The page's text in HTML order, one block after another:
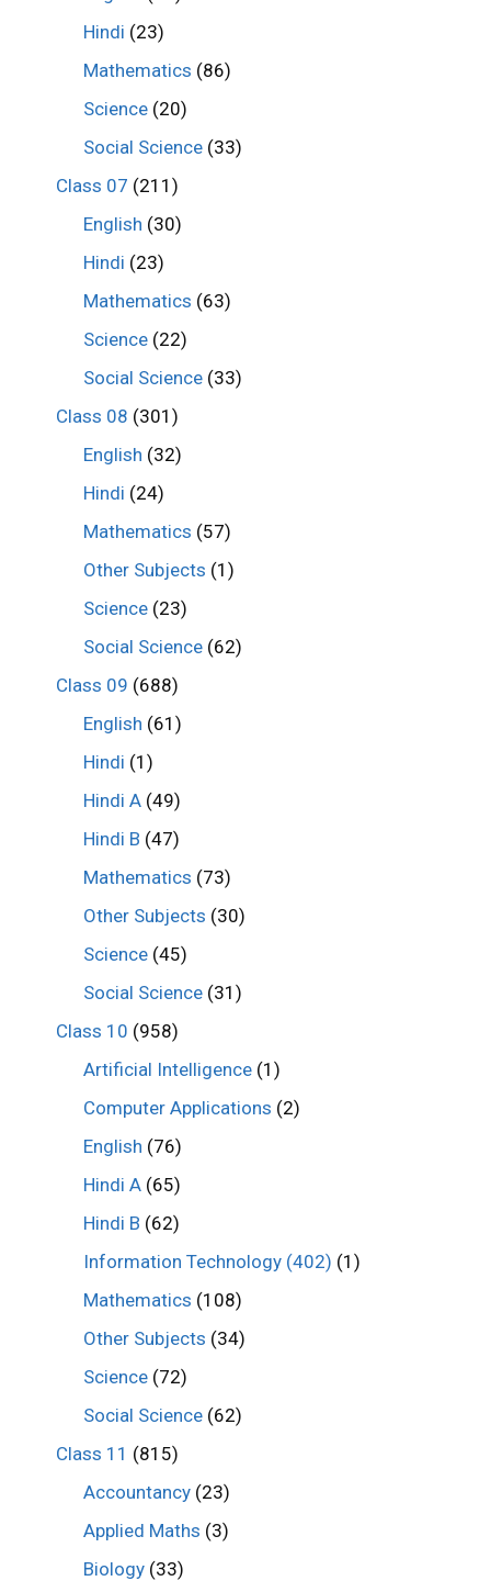
Hindi (23)
Mathematics (86)
Science (20)
Social Science (33)
Class 07 (211)
English (30)
Hindi (23)
Mathematics (63)
Science (22)
Social Science (33)
Class 08 (301)
English (32)
Hindi (24)
Mathematics (57)
Other Subjects (1)
Science (23)
Social Science (62)
Class 09 (688)
English (61)
Hindi (1)
Hindi A (49)
Hindi B (47)
Mathematics (73)
Other Subjects (30)
Science (45)
Social Science (31)
Class 10 (958)
Artificial Intelligence (1)
Computer Applications (2)
English (76)
Hindi A (65)
Hindi B (62)
Information Technology (402) (1)
Mathematics (108)
Other Subjects (34)
Science (72)
Social Science (62)
Class 11 (815)
Accountancy (23)
Applied Maths (3)
Biology (33)